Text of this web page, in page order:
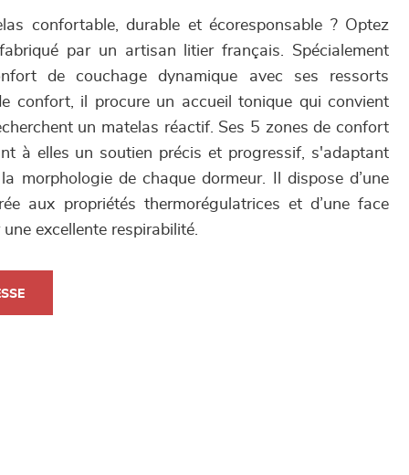
confortable, durable et écoresponsable ? Optez
par un artisan litier français. Spécialement
de couchage dynamique avec ses ressorts
confort, il procure un accueil tonique qui convient
un matelas réactif. Ses 5 zones de confort
à elles un soutien précis et progressif, s'adaptant
morphologie de chaque dormeur. Il dispose d’une
aux propriétés thermorégulatrices et d’une face
excellente respirabilité.